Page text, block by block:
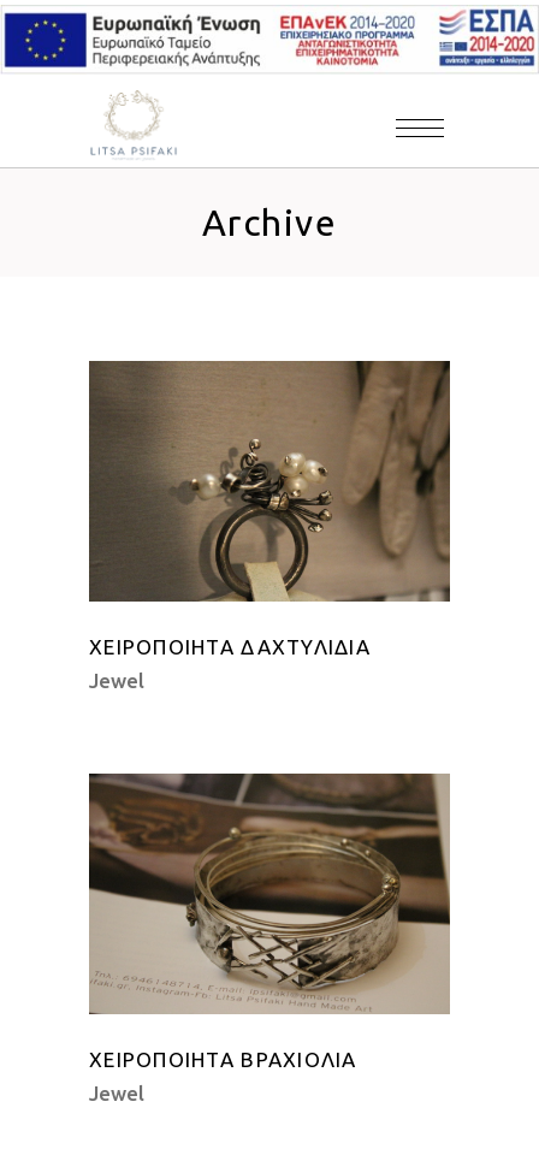
Archive
ΧΕΙΡΟΠΟΊΗΤΑ ΔΑΧΤΥΛΊΔΙΑ
Jewel
ΧΕΙΡΟΠΟΊΗΤΑ ΒΡΑΧΙΌΛΙΑ
Jewel